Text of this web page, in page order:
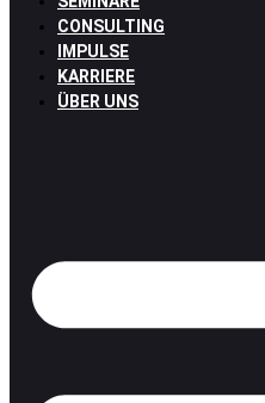
CONSULTING
IMPULSE
KARRIERE
ÜBER UNS